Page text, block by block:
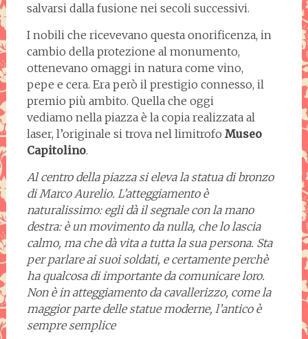
salvarsi dalla fusione nei secoli successivi.
I nobili che ricevevano questa onorificenza, in
cambio della protezione al monumento,
ottenevano omaggi in natura come vino,
pepe e cera. Era però il prestigio connesso, il
premio più ambito. Quella che oggi
vediamo nella piazza è la copia realizzata al
laser, l’originale si trova nel limitrofo Museo
Capitolino.
Al centro della piazza si eleva la statua di bronzo
di Marco Aurelio. L’atteggiamento è
naturalissimo: egli dà il segnale con la mano
destra: è un movimento da nulla, che lo lascia
calmo, ma che dà vita a tutta la sua persona. Sta
per parlare ai suoi soldati, e certamente perchè
ha qualcosa di importante da comunicare loro.
Non è in atteggiamento da cavallerizzo, come la
maggior parte delle statue moderne, l’antico è
sempre semplice